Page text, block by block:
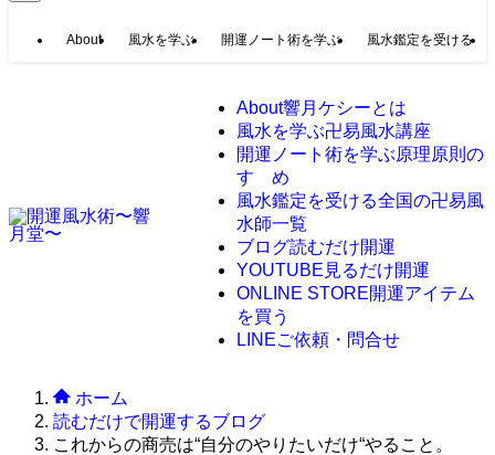
About 風水を学ぶ 開運ノート術を学ぶ 風水鑑定を受ける
About響月ケシーとは
風水を学ぶ卍易風水講座
開運ノート術を学ぶ原理原則の
すゝめ
風水鑑定を受ける全国の卍易風
水師一覧
ブログ読むだけ開運
YOUTUBE 見るだけ開運
ONLINE STORE開運アイテム
を買う
LINEご依頼・問合せ
ホーム
読むだけで開運するブログ
これからの商売は“自分のやりたいだけ“やること。